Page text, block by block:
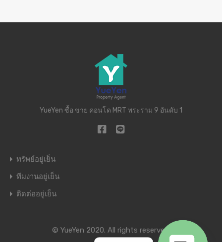
YueYen ซื้อ ขาย คอนโด MRT พระราม 9 อันดับ 1
ทรัพย์อยู่เย็น
ทีมงานอยู่เย็น
ติดต่ออยู่เย็น
© YueYen 2020. All rights reserved.